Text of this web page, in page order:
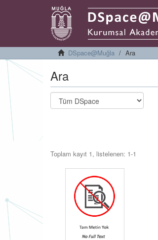
DSpace@Muğla Ara
Ara
Toplam kayıt 1, listelenen: 1-1